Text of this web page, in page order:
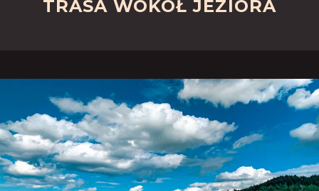
TRASA WOKÓŁ JEZIORA